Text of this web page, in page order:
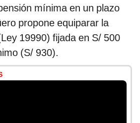
mínima en un plazo
propone equiparar la
19990) fijada en S/ 500
(S/ 930).